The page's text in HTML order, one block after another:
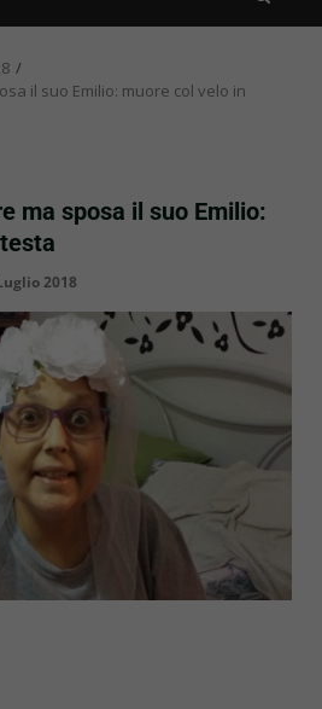
il suo Emilio: muore col velo in
ma sposa il suo Emilio:
2018